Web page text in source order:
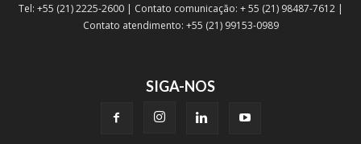
Tel: +55 (21) 2225-2600 | Contato comunicação: + 55 (21) 98487-7612 |
Contato atendimento: +55 (21) 99153-0989
SIGA-NOS